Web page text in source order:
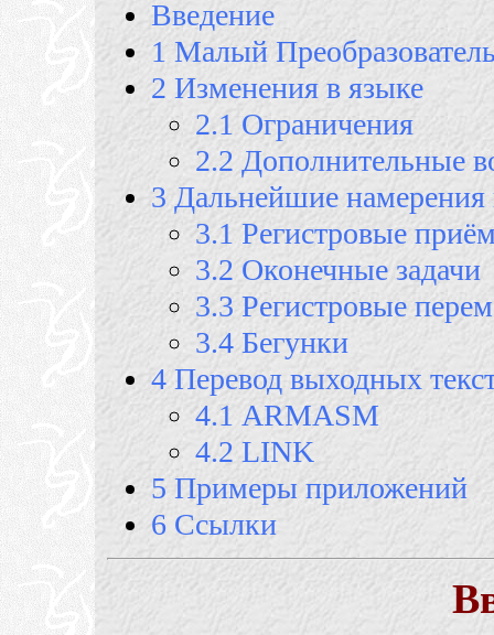
Введение
1 Малый
2 Изменения в языке
2.1 Ограничения
2.2 Дополнительные
3 Дальнейшие
3.1 Регистровые
3.2 Оконечные задачи
3.3 Регистровые
3.4 Бегунки
4 Перевод выходных
4.1 АRMASM
4.2 LINK
5 Примеры приложений
6 Ссылки